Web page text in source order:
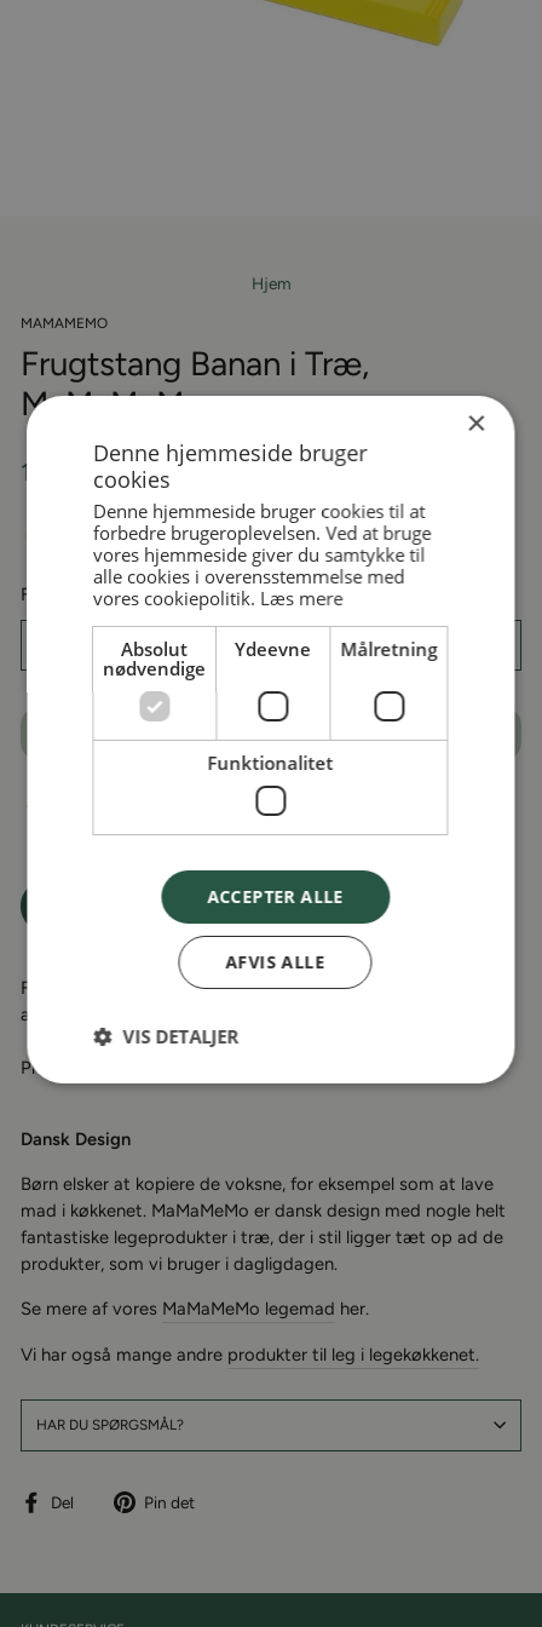
Hjem
MAMAMEMO
Frugtstang Banan i Træ,
MaMaMeMo
Almindelige
19,95 kr
På lager
Få dit produkt gratis pakket ind
Gerritsgade 38, 5700 Svendborg
Normalt klar inden for 2 timer
Tilføj til Ønskeskyen
Frugtstang med banan i træ fra danske MaMaMeMo - Lige til
at servere i legekøkkenet eller tage med på lege-picnic.
Produceret i FSC certificeret træ.
Dansk Design
Børn elsker at kopiere de voksne, for eksempel som at lave
mad i køkkenet. MaMaMeMo er dansk design med nogle helt
fantastiske legeprodukter i træ, der i stil ligger tæt op ad de
produkter, som vi bruger i dagligdagen.
Se mere af vores MaMaMeMo legemad her.
Vi har også mange andre produkter til leg i legekøkkenet.
HAR DU SPØRGSMÅL?
Del
Del
Pin det
×
Denne hjemmeside bruger
cookies
Denne hjemmeside bruger cookies til at
forbedre brugeroplevelsen. Ved at bruge
vores hjemmeside giver du samtykke til
alle cookies i overensstemmelse med
vores cookiepolitik. Læs mere
Absolut
nødvendige
Ydeevne Målretning
Funktionalitet
ACCEPTER ALLE
AFVIS ALLE
VIS DETALJER